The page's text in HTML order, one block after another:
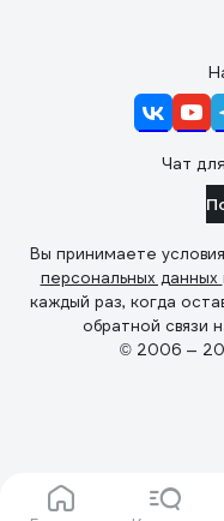
Чат
Вы принимаете условия
персональных данных
каждый раз, когда
обратной связи
© 2006 —